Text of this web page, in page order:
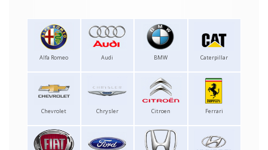
Alfa Romeo Audi BMW Caterpillar
Chevrolet Chrysler Citroen Ferrari